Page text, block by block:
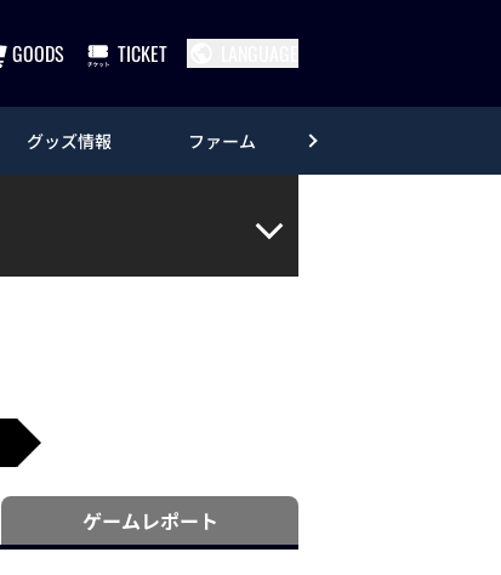
GOODS TICKET
グッズ情報 ファーム
ゲームレポート